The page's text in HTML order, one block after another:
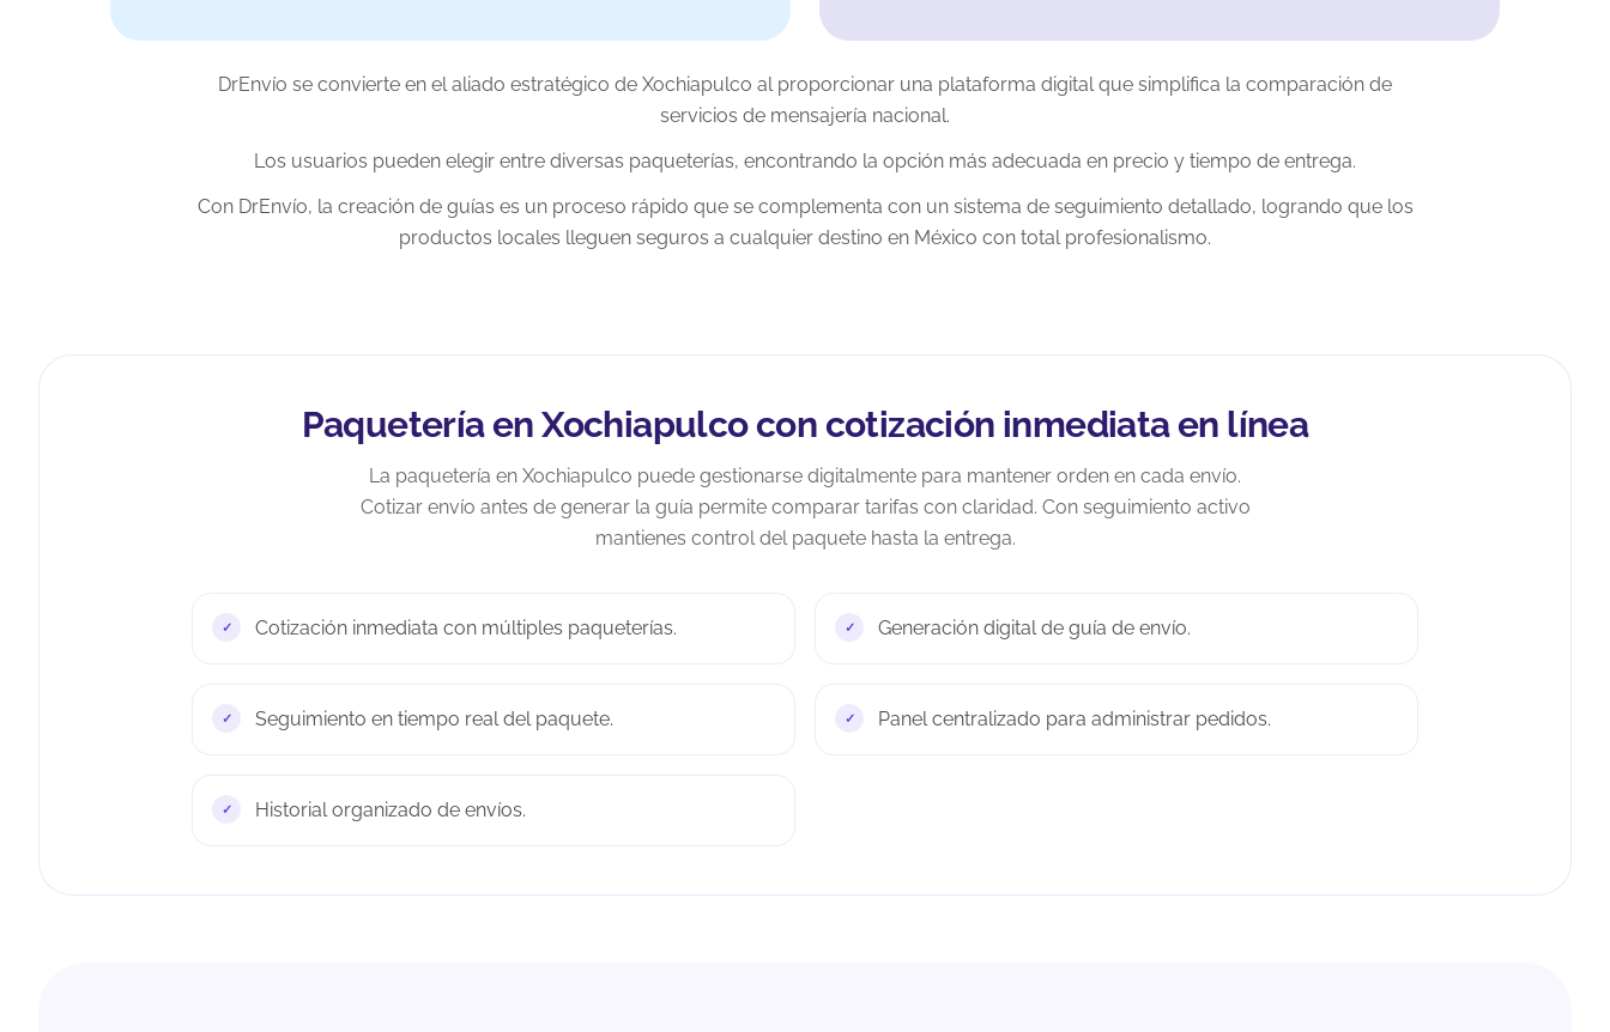
DrEnvío se convierte en el aliado estratégico de Xochiapulco al proporcionar una plataforma digital que simplifica la comparación de
servicios de mensajería nacional.
Los usuarios pueden elegir entre diversas paqueterías, encontrando la opción más adecuada en precio y tiempo de entrega.
Con DrEnvío, la creación de guías es un proceso rápido que se complementa con un sistema de seguimiento detallado, logrando que los
productos locales lleguen seguros a cualquier destino en México con total profesionalismo.
Paquetería en Xochiapulco con cotización inmediata en línea
La paquetería en Xochiapulco puede gestionarse digitalmente para mantener orden en cada envío.
Cotizar envío antes de generar la guía permite comparar tarifas con claridad. Con seguimiento activo
mantienes control del paquete hasta la entrega.
Cotización inmediata con múltiples paqueterías. Generación digital de guía de envío.
Seguimiento en tiempo real del paquete. Panel centralizado para administrar pedidos.
Historial organizado de envíos.